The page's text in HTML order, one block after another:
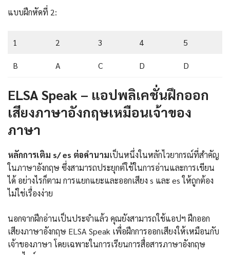
แบบฝึกหัดที่ 2:
1 2 3 4 5
B A C D D
ELSA Speak – แอปพลิเคชั่นฝึกออก
เสียงภาษาอังกฤษเหมือนเจ้าของ
ภาษา
หลักการเติม s/ es ต่อคำนามเป็นหนึ่งในหลักไวยากรณ์ที่สำคัญ
ในภาษาอังกฤษ ซึ่งสามารถประยุกต์ใช้ในการอ่านและการเขียน
ได้ อย่างไรก็ตาม การแยกแยะและออกเสียง s และ es ให้ถูกต้อง
ไม่ใช่เรื่องง่าย
นอกจากฝึกอ่านเป็นประจำแล้ว คุณยังสามารถใช้แอปฯ ฝึกออก
เสียงภาษาอังกฤษ ELSA Speak เพื่อฝึกการออกเสียงให้เหมือนกับ
เจ้าของภาษา โดยเฉพาะในการเรียนการสื่อสารภาษาอังกฤษ